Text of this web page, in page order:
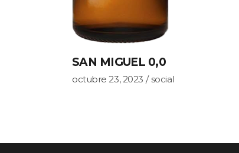
SAN MIGUEL 0,0
octubre 23, 2023 social